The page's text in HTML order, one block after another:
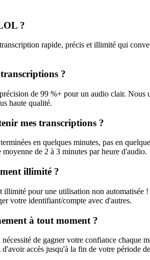
?
rapide, précis et illimité qui
?
de 99 %+ pour un audio clair.
haute qualité.
mes transcriptions ?
en quelques minutes, pas en
de 2 à 3 minutes par heure d'audio.
illimité ?
pour une utilisation non automatisée
votre identifiant/compte avec d'autres.
à tout moment ?
de gagner votre confiance chaque
accès jusqu'à la fin de votre période